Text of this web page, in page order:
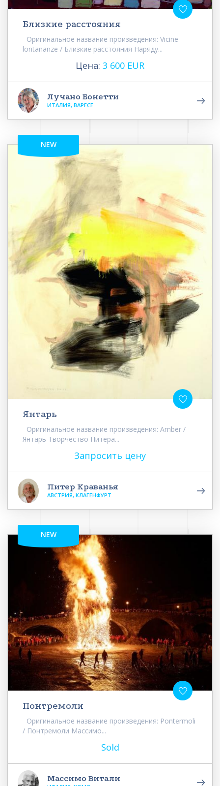
Близкие расстояния
Оригинальное название произведения: Vicine
lontananze / Близкие расстояния Наряду...
Цена: 3 600 EUR
Лучано Бонетти
ИТАЛИЯ, ВАРЕСЕ
NEW
Янтарь
Оригинальное название произведения: Amber /
Янтарь Творчество Питера...
Запросить цену
Питер Краванья
АВСТРИЯ, КЛАГЕНФУРТ
NEW
Понтремоли
Оригинальное название произведения: Pontermoli
/ Понтремоли Массимо...
Sold
Массимо Витали